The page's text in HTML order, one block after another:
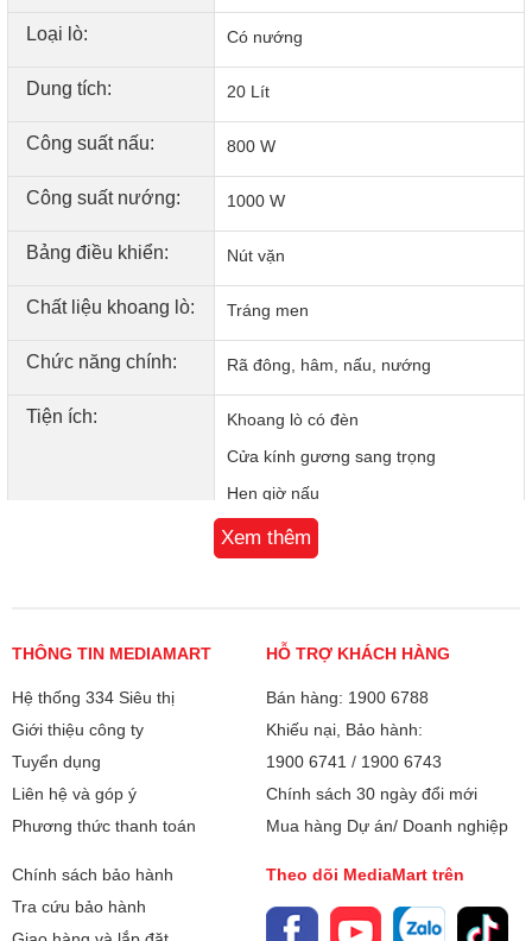
Loại lò: Có nướng
Dung tích: 20 Lít
Công suất nấu: 800 W
Công suất nướng: 1000 W
Bảng điều khiển: Nút vặn
Chất liệu khoang lò: Tráng men
Chức năng chính: Rã đông, hâm, nấu, nướng
Tiện ích:
Khoang lò có đèn
Cửa kính gương sang trọng
Hẹn giờ nấu
Chuông báo khi nấu xong
Trung Quốc
Xem thêm
THÔNG TIN MEDIAMART
Hệ thống 334 Siêu thị
Giới thiệu công ty
Tuyển dụng
Liên hệ và góp ý
Phương thức thanh toán
HỖ TRỢ KHÁCH HÀNG
Bán hàng: 1900 6788
Khiếu nại, Bảo hành:
1900 6741 / 1900 6743
Chính sách 30 ngày đổi mới
Mua hàng Dự án/ Doanh nghiệp
Chính sách bảo hành
Tra cứu bảo hành
Theo dõi MediaMart trên